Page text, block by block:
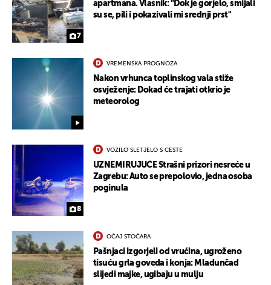
7
apartmana. Vlasnik: "Dok je gorjelo, smijali
su se, pili i pokazivali mi srednji prst"
VREMENSKA PROGNOZA
Nakon vrhunca toplinskog vala stiže
osvježenje: Dokad će trajati otkrio je
meteorolog
8
VOZILO SLETJELO S CESTE
UZNEMIRUJUĆE Strašni prizori nesreće u
Zagrebu: Auto se prepolovio, jedna osoba
poginula
OČAJ STOČARA
Pašnjaci izgorjeli od vrućina, ugroženo
tisuću grla goveda i konja: Mladunčad
slijedi majke, ugibaju u mulju